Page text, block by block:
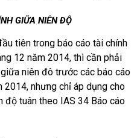
GIỮA NIÊN ĐỘ
tiên trong báo cáo tài chính
12 năm 2014, thì cần phải
niên đô trước các báo cáo
2014, nhưng chỉ áp dụng cho
độ tuân theo IAS 34 Báo cáo